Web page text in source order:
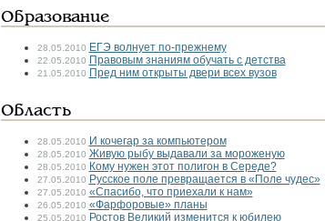
Образование
28.05.2010 ЕГЭ волнует по-прежнему
22.05.2010 Правовым знаниям обучать с детства
21.05.2010 Пред ним открыты двери всех вузов
Область
28.05.2010 И кочегар за компьютером
28.05.2010 Живую рыбу выдавали за мороженую
28.05.2010 Кому нужен этот полигон в Середе?
27.05.2010 Русское поле превращается в «Поле чудес»
27.05.2010 «Спасибо, что приехали к нам»
26.05.2010 «Фарфоровые» планы
25.05.2010 Ростов Великий изменится к юбилею